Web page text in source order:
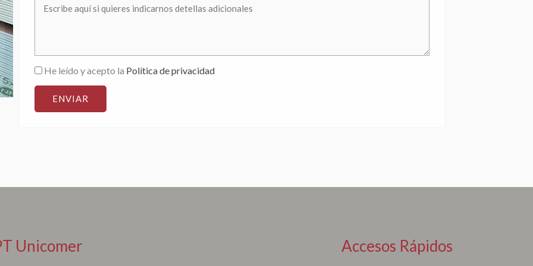
He leído y acepto la Política de privacidad
ENVIAR
Unicomer Accesos Rápidos